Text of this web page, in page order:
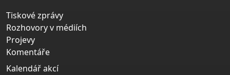
Tiskové zprávy
Rozhovory v médiích
Projevy
Komentáře
Kalendář akcí